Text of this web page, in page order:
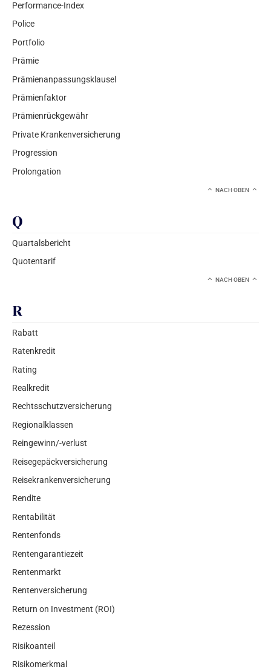
Performance-Index
Police
Portfolio
Prämie
Prämienanpassungsklausel
Prämienfaktor
Prämienrückgewähr
Private Krankenversicherung
Progression
Prolongation
NACH OBEN
Q
Quartalsbericht
Quotentarif
NACH OBEN
R
Rabatt
Ratenkredit
Rating
Realkredit
Rechtsschutzversicherung
Regionalklassen
Reingewinn/-verlust
Reisegepäckversicherung
Reisekrankenversicherung
Rendite
Rentabilität
Rentenfonds
Rentengarantiezeit
Rentenmarkt
Rentenversicherung
Return on Investment (ROI)
Rezession
Risikoanteil
Risikomerkmal